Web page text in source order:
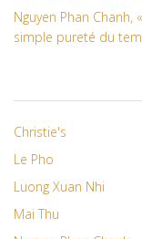
Nguyen Phan Chanh,
simple pureté du
Christie's
Le Pho
Luong Xuan Nhi
Mai Thu